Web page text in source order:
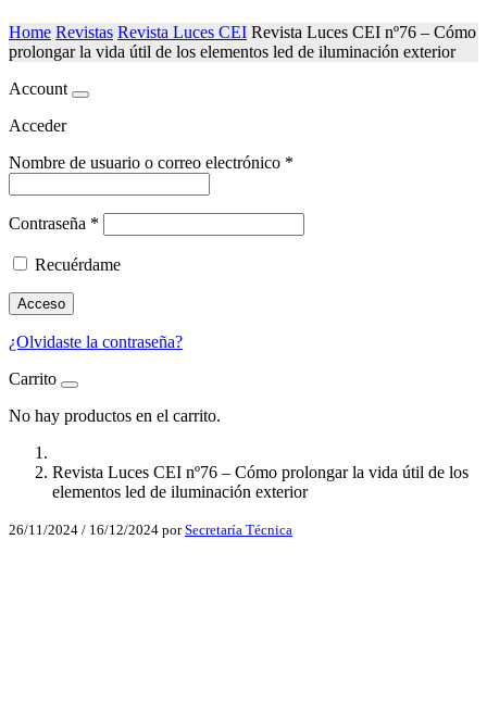
Home Revistas Revista Luces CEI Revista Luces CEI nº76 – Cómo
prolongar la vida útil de los elementos led de iluminación exterior
Account
Acceder
Nombre de usuario o correo electrónico *
Contraseña *
Recuérdame
Acceso
¿Olvidaste la contraseña?
Carrito
No hay productos en el carrito.
Revista Luces CEI nº76 – Cómo prolongar la vida útil de los
elementos led de iluminación exterior
26/11/2024 / 16/12/2024 porSecretaría Técnica